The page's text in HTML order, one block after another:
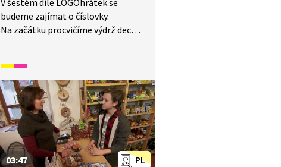
V šestém díle LOGOhrátek se
budeme zajímat o číslovky.
Na začátku procvičíme výdrž dechu
aktivitě s počítáním jednotlivých
činností nebo při počítání částí
těla. Vysvětlíme si, co znamená
gesto s jedničkou, a na závěr
zkusíme ohebnost jazyka
při jazykolamu.
PL
03:47